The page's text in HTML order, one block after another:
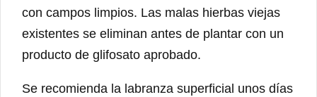
con campos limpios. Las malas hierbas viejas
existentes se eliminan antes de plantar con un
producto de glifosato aprobado.
Se recomienda la labranza superficial unos días